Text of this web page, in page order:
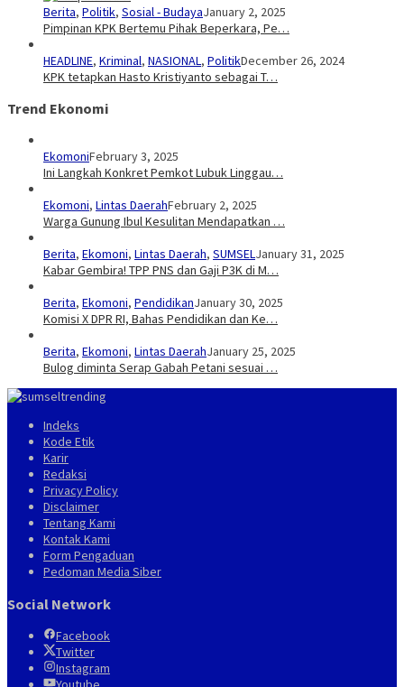
Berita, Politik, Sosial - BudayaJanuary 2, 2025
Pimpinan KPK Bertemu Pihak Beperkara, Pe…
HEADLINE, Kriminal, NASIONAL, PolitikDecember 26, 2024
KPK tetapkan Hasto Kristiyanto sebagai T…
Trend Ekonomi
EkomoniFebruary 3, 2025
Ini Langkah Konkret Pemkot Lubuk Linggau…
Ekomoni, Lintas DaerahFebruary 2, 2025
Warga Gunung Ibul Kesulitan Mendapatkan …
Berita, Ekomoni, Lintas Daerah, SUMSELJanuary 31, 2025
Kabar Gembira! TPP PNS dan Gaji P3K di M…
Berita, Ekomoni, PendidikanJanuary 30, 2025
Komisi X DPR RI, Bahas Pendidikan dan Ke…
Berita, Ekomoni, Lintas DaerahJanuary 25, 2025
Bulog diminta Serap Gabah Petani sesuai …
Indeks
Kode Etik
Karir
Redaksi
Privacy Policy
Disclaimer
Tentang Kami
Kontak Kami
Form Pengaduan
Pedoman Media Siber
Social Network
Facebook
Twitter
Instagram